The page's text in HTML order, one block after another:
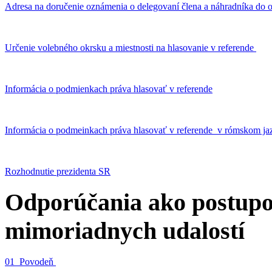
Adresa na doručenie oznámenia o delegovaní člena a náhradníka
Určenie volebného okrsku a miestnosti na hlasovanie v referende
Informácia o podmienkach práva hlasovať v referende
Informácia o podmeinkach práva hlasovať v referende v rómskom
Rozhodnutie prezidenta SR
Odporúčania ako
mimoriadnych udalostí
01_Povodeň